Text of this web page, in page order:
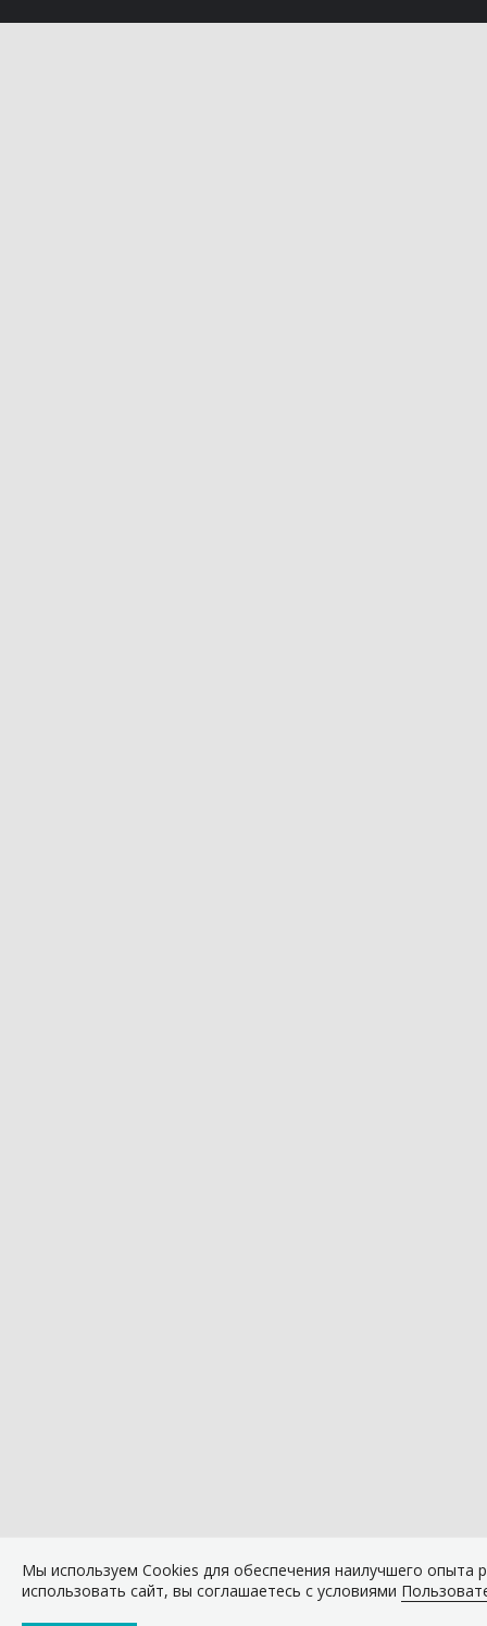
Мы используем Сookies для обеспечения наилучшего
использовать сайт, вы соглашаетесь с условиями